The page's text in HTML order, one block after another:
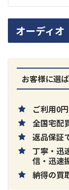
買取
片耳巻き
オーディ
お客様に選
ご利用0
全国宅配
返品保証
丁寧・迅
信・迅速
納得の買